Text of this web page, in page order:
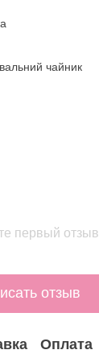
чайник
первый отзыв
отзыв
Оплата